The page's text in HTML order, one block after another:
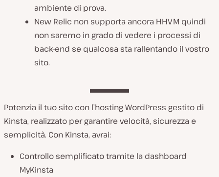
ambiente di prova.
New Relic non supporta ancora HHVM quindi
non saremo in grado di vedere i processi di
back-end se qualcosa sta rallentando il vostro
sito.
Potenzia il tuo sito con l’hosting WordPress gestito di
Kinsta, realizzato per garantire velocità, sicurezza e
semplicità. Con Kinsta, avrai:
Controllo semplificato tramite la dashboard
MyKinsta